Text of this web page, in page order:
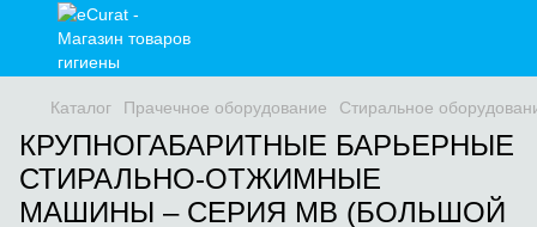
Каталог Прачечное оборудование Стиральное
КРУПНОГАБАРИТНЫЕ БАРЬЕРНЫЕ
СТИРАЛЬНО-ОТЖИМНЫЕ
МАШИНЫ – СЕРИЯ MB (БОЛЬШОЙ